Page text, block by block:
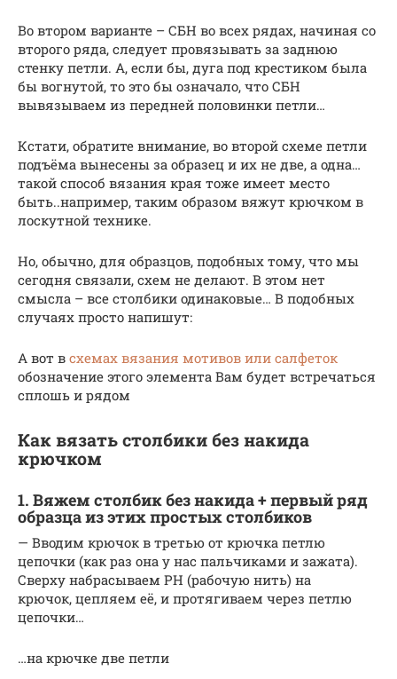
Во втором варианте – СБН во всех рядах, начиная со
второго ряда, следует провязывать за заднюю
стенку петли. А, если бы, дуга под крестиком была
бы вогнутой, то это бы означало, что СБН
вывязываем из передней половинки петли…
Кстати, обратите внимание, во второй схеме петли
подъёма вынесены за образец и их не две, а одна…
такой способ вязания края тоже имеет место
быть..например, таким образом вяжут крючком в
лоскутной технике.
Но, обычно, для образцов, подобных тому, что мы
сегодня связали, схем не делают. В этом нет
смысла – все столбики одинаковые… В подобных
случаях просто напишут:
А вот в схемах вязания мотивов или салфеток
обозначение этого элемента Вам будет встречаться
сплошь и рядом
Как вязать столбики без накида
крючком
1. Вяжем столбик без накида + первый ряд
образца из этих простых столбиков
— Вводим крючок в третью от крючка петлю
цепочки (как раз она у нас пальчиками и зажата).
Сверху набрасываем РН (рабочую нить) на
крючок, цепляем её, и протягиваем через петлю
цепочки…
…на крючке две петли